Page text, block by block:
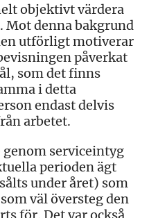
objektivt värdera
Mot denna bakgrund
utförligt motiverar
påverkat
som det finns
i detta
endast delvis
arbetet.
serviceintyg
perioden ägt
under året) som
väl översteg den
för. Det var också